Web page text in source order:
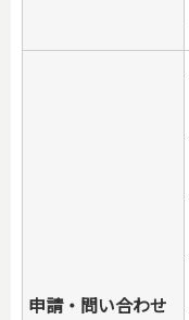
申請・問い合わせ